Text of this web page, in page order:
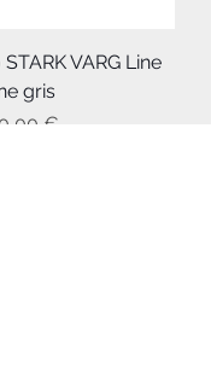
VARG Line
gris
€